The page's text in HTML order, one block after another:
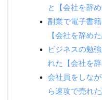
と【会社を辞め
副業で電子書
【会社を辞め
ビジネスの勉
れた【会社を
会社員をしな
ら速攻で売れ